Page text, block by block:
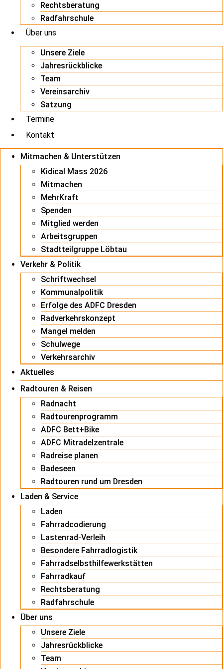
Rechtsberatung
Radfahrschule
Über uns
Unsere Ziele
Jahresrückblicke
Team
Vereinsarchiv
Satzung
Termine
Kontakt
Mitmachen & Unterstützen
Kidical Mass 2026
Mitmachen
MehrKraft
Spenden
Mitglied werden
Arbeitsgruppen
Stadtteilgruppe Löbtau
Verkehr & Politik
Schriftwechsel
Kommunalpolitik
Erfolge des ADFC Dresden
Radverkehrskonzept
Mangel melden
Schulwege
Verkehrsarchiv
Aktuelles
Radtouren & Reisen
Radnacht
Radtourenprogramm
ADFC Bett+Bike
ADFC Mitradelzentrale
Radreise planen
Badeseen
Radtouren rund um Dresden
Laden & Service
Laden
Fahrradcodierung
Lastenrad-Verleih
Besondere Fahrradlogistik
Fahrradselbsthilfewerkstätten
Fahrradkauf
Rechtsberatung
Radfahrschule
Über uns
Unsere Ziele
Jahresrückblicke
Team